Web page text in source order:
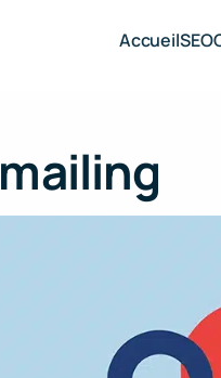
AccueilSEO